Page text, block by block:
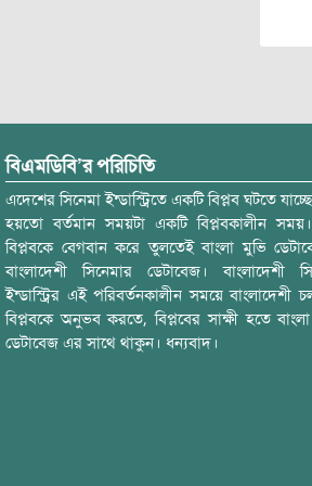
বিএমডিবি’র পরিচিতি
এদেশের সিনেমা ইন্ডাস্ট্রিতে একটি বিপ্লব ঘটতে
হয়তো বর্তমান সময়টা একটি বিপ্লবকালীন
বিপ্লবকে বেগবান করে তুলতেই বাংলা মুভি
বাংলাদেশী সিনেমার ডেটাবেজ। বাংলাদেশী
ইন্ডাস্ট্রির এই পরিবর্তনকালীন সময়ে বাংলাদেশী
বিপ্লবকে অনুভব করতে, বিপ্লবের সাক্ষী হতে
ডেটাবেজ এর সাথে থাকুন। ধন্যবাদ।